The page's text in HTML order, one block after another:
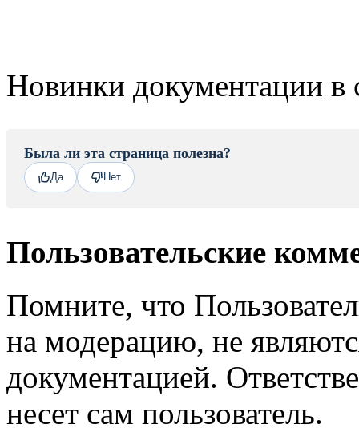
Новинки документации в
Была ли эта страница полезна?
Да Нет
Пользовательские
Помните, что
на модерацию, не
документацией.
несет сам пользователь.